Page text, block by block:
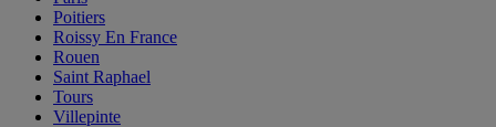
Poitiers
Roissy En France
Rouen
Saint Raphael
Tours
Villepinte